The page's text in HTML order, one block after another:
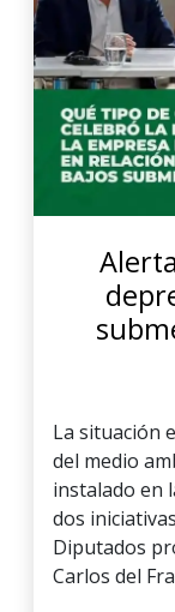
La situación
del medio
instalado en
dos
Diputados
Carlos del